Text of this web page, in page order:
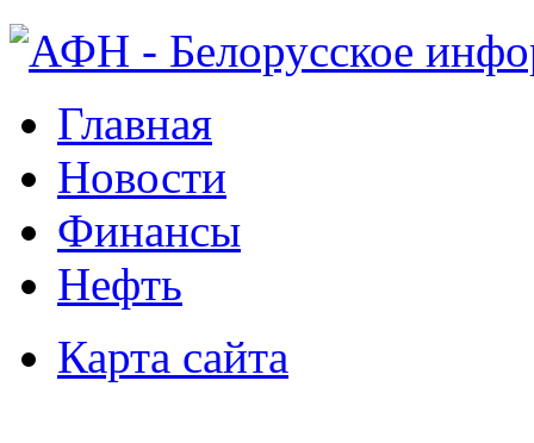
Главная
Новости
Финансы
Нефть
Карта сайта